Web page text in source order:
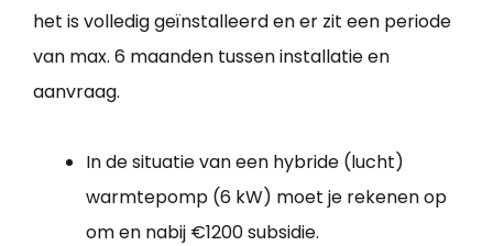
het is volledig geïnstalleerd en er zit een periode
van max. 6 maanden tussen installatie en
aanvraag.
In de situatie van een hybride (lucht)
warmtepomp (6 kW) moet je rekenen op
om en nabij €1200 subsidie.